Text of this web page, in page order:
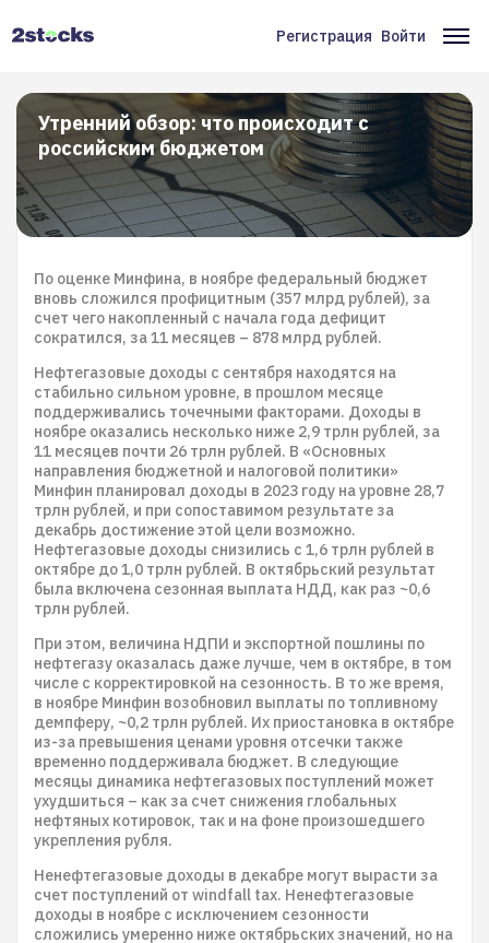
Меню
учётной
записи
пользователя
Регистрация Войти
Утренний обзор: что происходит с
российским бюджетом
По оценке Минфина, в ноябре федеральный бюджет
вновь сложился профицитным (357 млрд рублей), за
счет чего накопленный с начала года дефицит
сократился, за 11 месяцев – 878 млрд рублей.
Нефтегазовые доходы с сентября находятся на
стабильно сильном уровне, в прошлом месяце
поддерживались точечными факторами. Доходы в
ноябре оказались несколько ниже 2,9 трлн рублей, за
11 месяцев почти 26 трлн рублей. В «Основных
направления бюджетной и налоговой политики»
Минфин планировал доходы в 2023 году на уровне 28,7
трлн рублей, и при сопоставимом результате за
декабрь достижение этой цели возможно.
Нефтегазовые доходы снизились с 1,6 трлн рублей в
октябре до 1,0 трлн рублей. В октябрьский результат
была включена сезонная выплата НДД, как раз ~0,6
трлн рублей.
При этом, величина НДПИ и экспортной пошлины по
нефтегазу оказалась даже лучше, чем в октябре, в том
числе с корректировкой на сезонность. В то же время,
в ноябре Минфин возобновил выплаты по топливному
демпферу, ~0,2 трлн рублей. Их приостановка в октябре
из-за превышения ценами уровня отсечки также
временно поддерживала бюджет. В следующие
месяцы динамика нефтегазовых поступлений может
ухудшиться – как за счет снижения глобальных
нефтяных котировок, так и на фоне произошедшего
укрепления рубля.
Ненефтегазовые доходы в декабре могут вырасти за
счет поступлений от windfall tax. Ненефтегазовые
доходы в ноябре с исключением сезонности
сложились умеренно ниже октябрьских значений, но на